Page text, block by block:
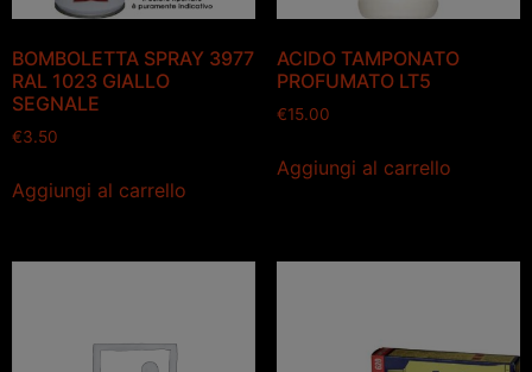
BOMBOLETTA SPRAY 3977
RAL 1023 GIALLO
SEGNALE
€3.50
Aggiungi al carrello
ACIDO TAMPONATO
PROFUMATO LT5
€15.00
Aggiungi al carrello